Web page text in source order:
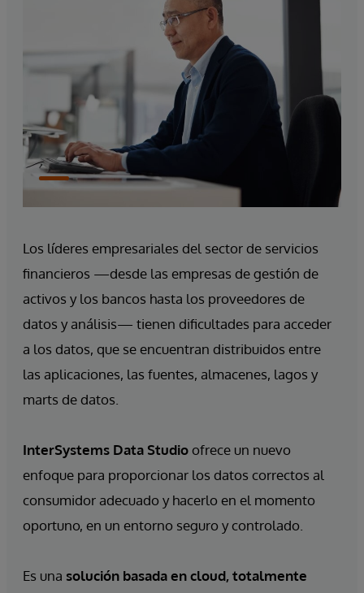
Los líderes empresariales del sector de servicios
financieros —desde las empresas de gestión de
activos y los bancos hasta los proveedores de
datos y análisis— tienen dificultades para acceder
a los datos, que se encuentran distribuidos entre
las aplicaciones, las fuentes, almacenes, lagos y
marts de datos.
InterSystems Data Studioofrece un nuevo
enfoque para proporcionar los datos correctos al
consumidor adecuado y hacerlo en el momento
oportuno, en un entorno seguro y controlado.
Es una solución basada en cloud,totalmente